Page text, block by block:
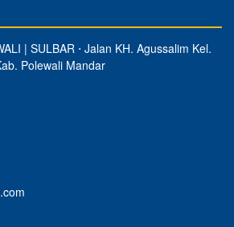
| SULBAR ⋅ Jalan KH. Agussalim Kel.
Polewali Mandar